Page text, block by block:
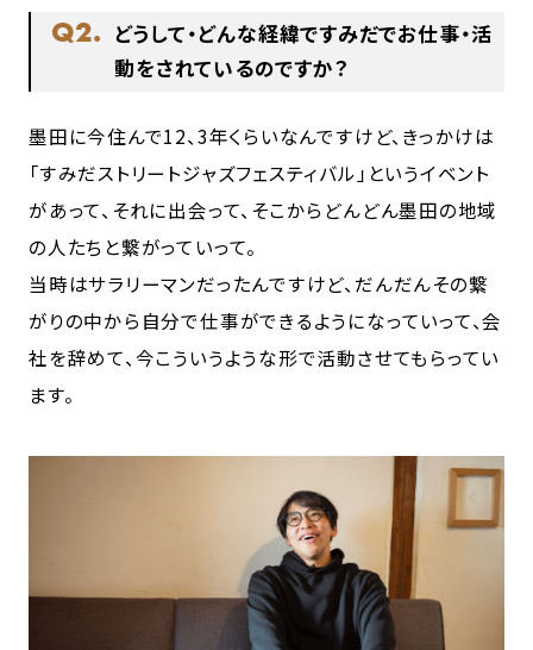
Q2. どうして・どんな経緯ですみだでお仕事・活
動をされているのですか？
墨田に今住んで12、3年くらいなんですけど、きっかけは
「すみだストリートジャズフェスティバル」というイベント
があって、それに出会って、そこからどんどん墨田の地域
の人たちと繋がっていって。
当時はサラリーマンだったんですけど、だんだんその繋
がりの中から自分で仕事ができるようになっていって、会
社を辞めて、今こういうような形で活動させてもらってい
ます。